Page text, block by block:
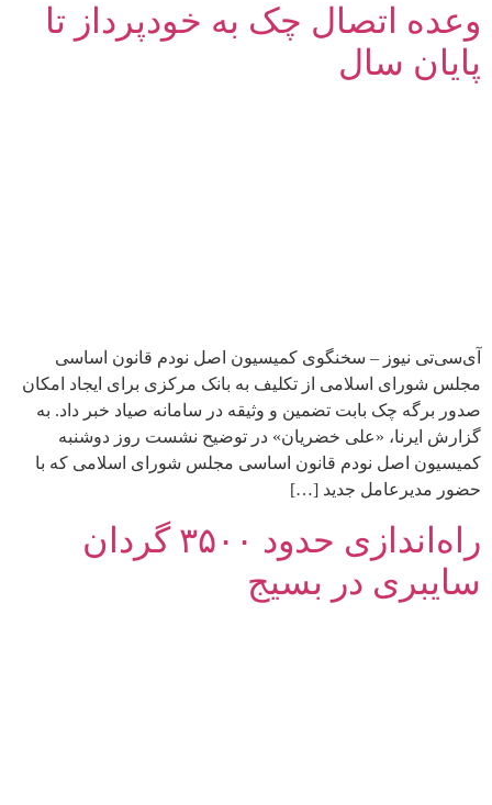
وعده اتصال چک به خودپرداز تا
پایان سال
آی‌سی‌تی نیوز – سخنگوی کمیسیون اصل نودم قانون اساسی
مجلس شورای اسلامی از تکلیف به بانک مرکزی برای ایجاد امکان
صدور برگه چک بابت تضمین و وثیقه در سامانه صیاد خبر داد. به
گزارش ایرنا، «علی خضریان» ‌در توضیح نشست روز دوشنبه
کمیسیون اصل نودم قانون اساسی مجلس شورای اسلامی که با
حضور مدیرعامل جدید […]
راه‌اندازی حدود ۳۵۰۰ گردان
سایبری در بسیج